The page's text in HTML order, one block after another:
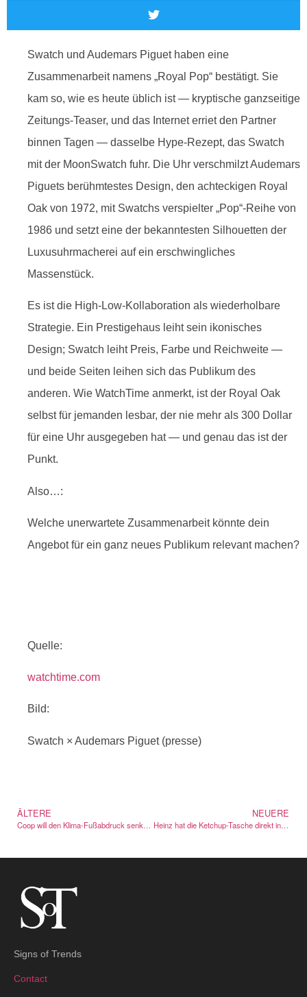
Swatch und Audemars Piguet haben eine
Zusammenarbeit namens „Royal Pop“ bestätigt. Sie
kam so, wie es heute üblich ist — kryptische ganzseitige
Zeitungs-Teaser, und das Internet erriet den Partner
binnen Tagen — dasselbe Hype-Rezept, das Swatch
mit der MoonSwatch fuhr. Die Uhr verschmilzt Audemars
Piguets berühmtestes Design, den achteckigen Royal
Oak von 1972, mit Swatchs verspielter „Pop“-Reihe von
1986 und setzt eine der bekanntesten Silhouetten der
Luxusuhrmacherei auf ein erschwingliches
Massenstück.
Es ist die High-Low-Kollaboration als wiederholbare
Strategie. Ein Prestigehaus leiht sein ikonisches
Design; Swatch leiht Preis, Farbe und Reichweite —
und beide Seiten leihen sich das Publikum des
anderen. Wie WatchTime anmerkt, ist der Royal Oak
selbst für jemanden lesbar, der nie mehr als 300 Dollar
für eine Uhr ausgegeben hat — und genau das ist der
Punkt.
Also…:
Welche unerwartete Zusammenarbeit könnte dein
Angebot für ein ganz neues Publikum relevant machen?
Quelle:
watchtime.com
Bild:
Swatch × Audemars Piguet (presse)
ÄLTERE
Coop will den Klima-Fußabdruck senken, ohne zu moralisieren
NEUERE
Heinz hat die Ketchup-Tasche direkt in die Pommes-Schachtel eingebaut
Signs of Trends
Contact